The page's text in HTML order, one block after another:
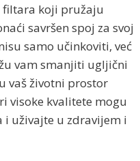
filtara koji pružaju
savršen spoj za svoj
samo učinkoviti, već
vam smanjiti ugljični
vaš životni prostor
visoke kvalitete mogu
i uživajte u zdravijem i